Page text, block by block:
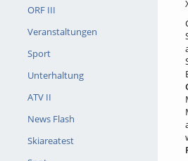
ORF III
Veranstaltungen
Sport
Unterhaltung
ATV II
News Flash
Skiareatest